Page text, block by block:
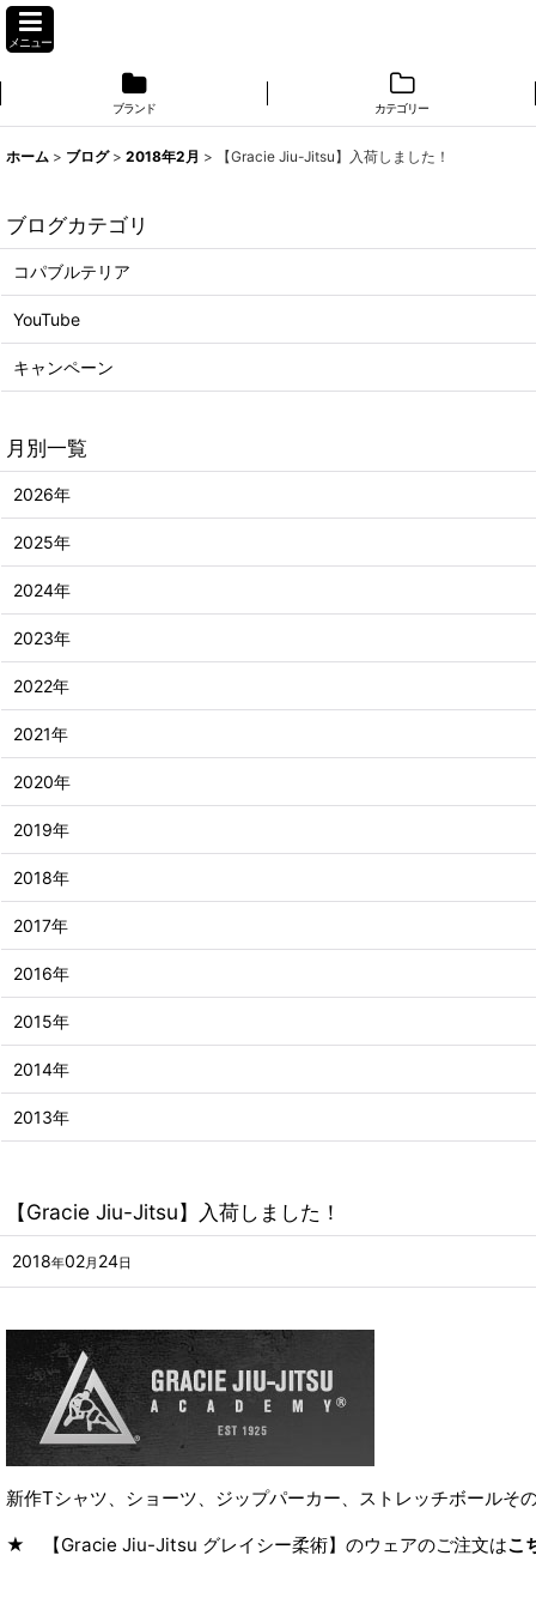
メニュー
ブランド カテゴリー
ホーム > ブログ > 2018年2月 > 【Gracie Jiu-Jitsu】入荷しました！
【Gracie Jiu-Jitsu】入荷しました！
2018年02月 24日
新作Tシャツ、ショーツ、ジップパーカー、ストレッチボールそ
★ 【Gracie Jiu-Jitsu グレイシー柔術】のウェアのご注文はこ
ブログカテゴリ
コパブルテリア
YouTube
キャンペーン
月別一覧
2026年
2025年
2024年
2023年
2022年
2021年
2020年
2019年
2018年
2017年
2016年
2015年
2014年
2013年